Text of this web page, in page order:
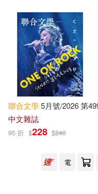
無印良品(131)
日用清潔(444)
休閒生活(2031)
婦幼生活(3986)
David(21059)
Thomas(19199)
Michael(18797)
Anonymous(18728)
出版社 (可複選)
Ingram(2611355)
Textstream(58110)
Lightning Source
Harlequin
配送方式 (可複選)
聯合文學5月號/2026 第
中文雜誌
95 折 $228 $240
電